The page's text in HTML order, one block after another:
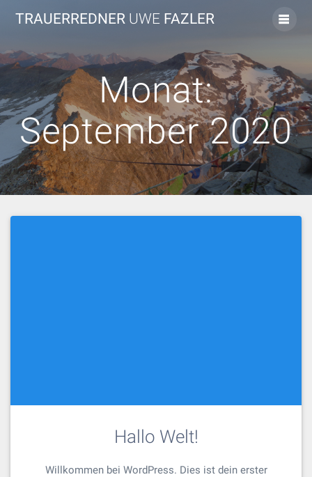
to
TRAUERREDNER UWE FAZLER
Monat:
September 2020
Hallo Welt!
Willkommen bei WordPress. Dies ist dein erster